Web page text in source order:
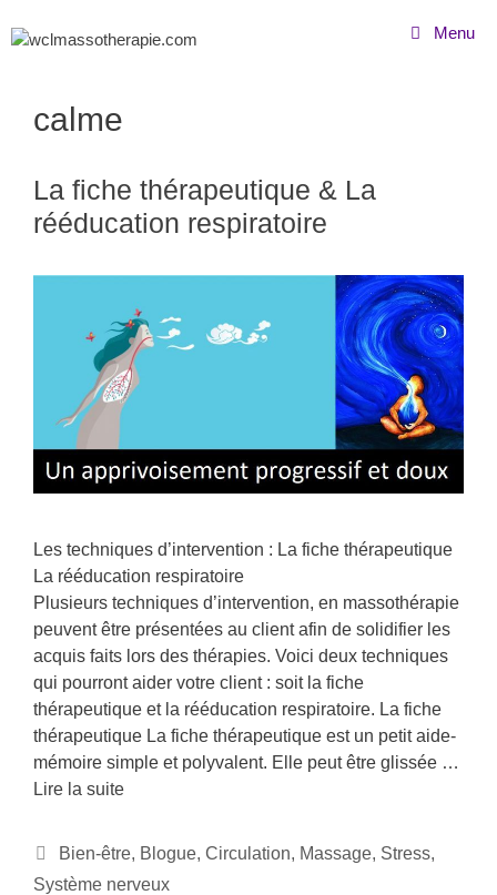
Menu
calme
La fiche thérapeutique & La
rééducation respiratoire
Les techniques d’intervention : La fiche thérapeutique
La rééducation respiratoire
Plusieurs techniques d’intervention, en massothérapie
peuvent être présentées au client afin de solidifier les
acquis faits lors des thérapies. Voici deux techniques
qui pourront aider votre client : soit la fiche
thérapeutique et la rééducation respiratoire. La fiche
thérapeutique La fiche thérapeutique est un petit aide-
mémoire simple et polyvalent. Elle peut être glissée …
Lire la suite
Bien-être, Blogue, Circulation, Massage, Stress,
Système nerveux